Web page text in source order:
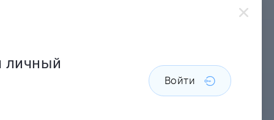
личный
Войти